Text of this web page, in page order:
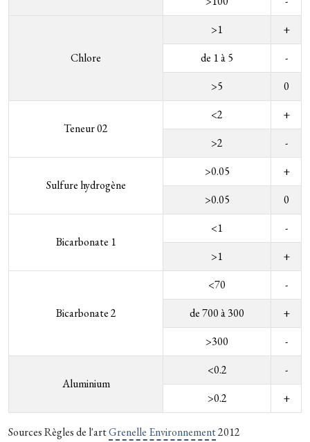
Chlore
>1
+
de 1 à 5
-
>5
0
Teneur 02
<2
+
>2
-
Sulfure hydrogène
>0.05
+
>0.05
0
Bicarbonate 1
<1
-
>1
+
Bicarbonate 2
<70
-
de 700 à 300
+
>300
-
Aluminium
<0.2
-
>0.2
+
Sources Règles de l'artGrenelle Environnement2012